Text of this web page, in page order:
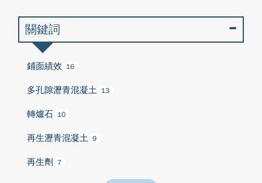
關鍵詞
鋪面績效 16
多孔隙瀝青混凝土 13
轉爐石 10
再生瀝青混凝土 9
再生劑 7